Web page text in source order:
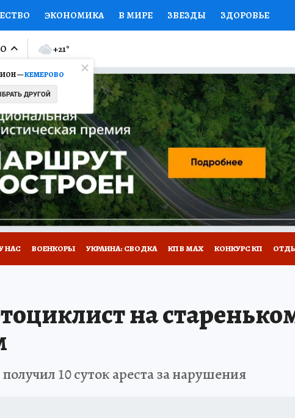
ЭКОНОМИКА В МИРЕ ЗВЕЗДЫ ЗДОРОВЬЕ
МИР Я ЗНАЮ СЕМЬЯ ЖЕНСКИЕ СЕКРЕТЫ
СЕРИАЛЫ СПЕЦПРОЕКТЫ ДЕФИЦИТ ЖЕЛЕЗА
РАБОТА У НАС ГИД ПОТРЕБИТЕЛЯ ВСЕ О КП
—КЕМЕРОВО
ДРУГОЙ
+21°
НАС ВОЕНКОРЫ УКРАИНА: СВОДКА КП В МАХ КОНКУРС КП
на
10 суток ареста за нарушения